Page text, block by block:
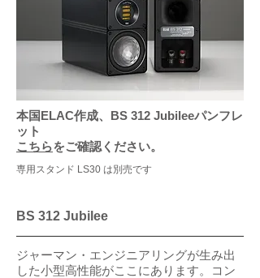
本国ELAC作成、BS 312 Jubileeパンフレ
ット
こちらをご確認ください。
専用スタンド LS30 は別売です
BS 312 Jubilee
ジャーマン・エンジニアリングが生み出
した小型高性能がここにあります。コン